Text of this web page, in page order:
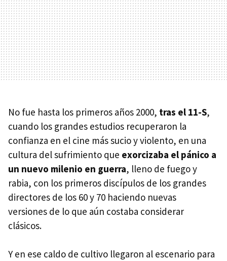
No fue hasta los primeros años 2000, tras el 11-S,
cuando los grandes estudios recuperaron la
confianza en el cine más sucio y violento, en una
cultura del sufrimiento que exorcizaba el pánico a
un nuevo milenio en guerra, lleno de fuego y
rabia, con los primeros discípulos de los grandes
directores de los 60 y 70 haciendo nuevas
versiones de lo que aún costaba considerar
clásicos.
Y en ese caldo de cultivo llegaron al escenario para